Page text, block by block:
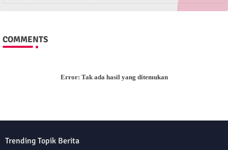
COMMENTS
Error: Tak ada hasil yang ditemukan
Trending Topik Berita